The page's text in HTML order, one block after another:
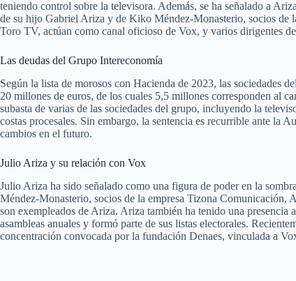
teniendo control sobre la televisora. Además, se ha señalado a
de su hijo Gabriel Ariza y de Kiko Méndez-Monasterio, socios de
Toro TV, actúan como canal oficioso de Vox, y varios dirigentes
Las deudas del Grupo Intereconomía
Según la lista de morosos con Hacienda de 2023, las sociedades
20 millones de euros, de los cuales 5,5 millones corresponden al
subasta de varias de las sociedades del grupo, incluyendo la
costas procesales. Sin embargo, la sentencia es recurrible ante la
cambios en el futuro.
Julio Ariza y su relación con Vox
Julio Ariza ha sido señalado como una figura de poder en la
Méndez-Monasterio, socios de la empresa Tizona
son exempleados de Ariza. Ariza también ha tenido una
asambleas anuales y formó parte de sus listas electorales.
concentración convocada por la fundación Denaes, vinculada a